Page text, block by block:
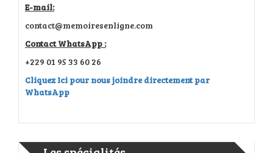
E-mail:
contact@memoiresenligne.com
Contact WhatsApp :
+229 01 95 33 60 26
Cliquez Ici pour nous joindre directement par
WhatsApp